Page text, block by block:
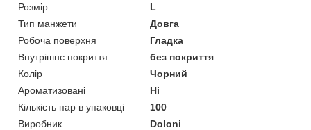
Розмір
L
Тип манжети
Довга
Робоча поверхня
Гладка
Внутрішнє покриття
без покриття
Колір
Чорний
Ароматизовані
Ні
Кількість пар в упаковці
100
Виробник
Doloni